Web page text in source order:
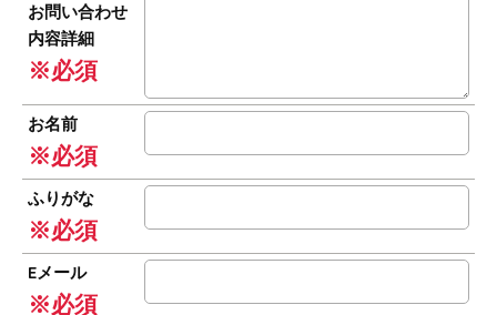
お問い合わせ
内容詳細
※必須
お名前
※必須
ふりがな
※必須
Eメール
※必須